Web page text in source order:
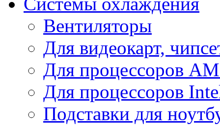
Вентиляторы
Для видеокарт,
Для процессоров
Для процессоров
Подставки для